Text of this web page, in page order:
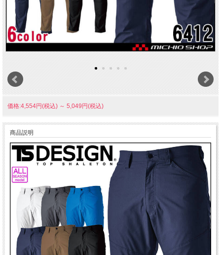
価格:4,554円(税込) ～ 5,049円(税込)
商品説明